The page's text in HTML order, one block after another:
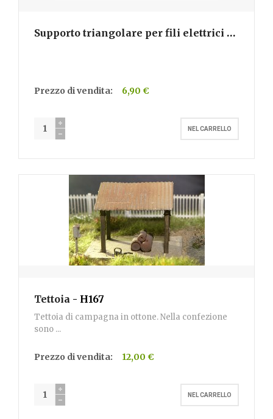
Supporto triangolare per fili elettrici
Prezzo di vendita: 6,90 €
Tettoia - H167
Tettoia di campagna in ottone. Nella confezione
sono ...
Prezzo di vendita: 12,00 €